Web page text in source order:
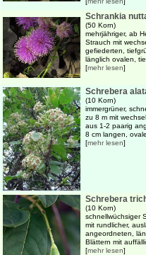
Schrankia
(50 Korn)
mehrjähriger, ab
Strauch mit
gefiederten,
länglich ovalen,
[mehr lesen]
Schrebera
(10 Korn)
immergrüner,
zu 8 m mit
aus 1-2 paarig
8 cm langen,
[mehr lesen]
Schrebera
(10 Korn)
schnellwüchsiger
mit rundlicher,
angeordneten,
Blättern mit
[mehr lesen]